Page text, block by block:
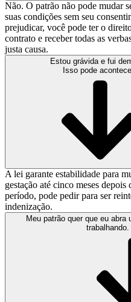
Não. O patrão não pode mudar
suas condições sem seu
prejudicar, você pode ter o
contrato e receber todas as
justa causa.
Estou grávida e fui
Isso pode
A lei garante estabilidade para
gestação até cinco meses
período, pode pedir para ser
indenização.
Meu patrão quer que eu